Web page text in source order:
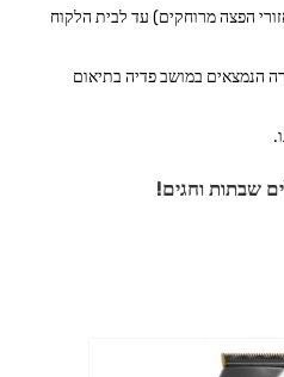
אזורי הפצה מרוחקים) עד לבית הלקוח
הנמצאים במושב פדיה בתיאום
שבתות וחגים!